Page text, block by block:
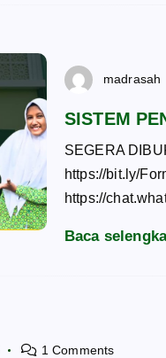
madrasah
SISTEM
SEGERA
https://bit.ly/
https://
Baca
1 Comments